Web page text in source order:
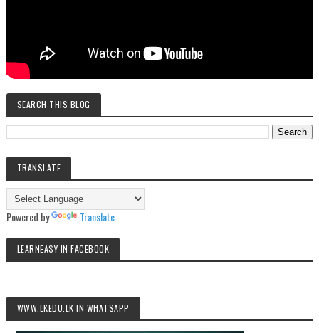
SEARCH THIS BLOG
TRANSLATE
Powered by Translate
LEARNEASY IN FACEBOOK
WWW.LKEDU.LK IN WHATSAPP